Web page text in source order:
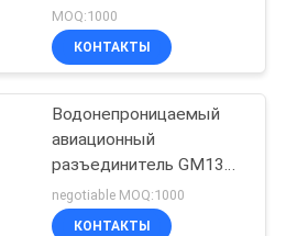
Пич настройки цвета и
штифтов
MOQ:1000
КОНТАКТЫ
Водонепроницаемый
авиационный
разъединитель GM1310
7Поля мужской и
женский 200В 5А
negotiable MOQ:1000
КОНТАКТЫ